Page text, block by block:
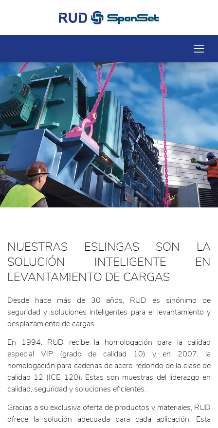
NUESTRAS ESLINGAS SON LA
SOLUCIÓN INTELIGENTE EN
LEVANTAMIENTO DE CARGAS
Desde hace más de 30 años, RUD es sinónimo de
seguridad y soluciones inteligentes para el levantamiento y
desplazamiento de cargas.
En 1994, RUD recibe la homologación para la calidad
especial VIP (grado de calidad 10) y en 2007, la
homologación para cadenas de acero redondo de la clase de
calidad 12 (ICE 120). Estas son muestras del liderazgo en
calidad, seguridad y soluciones eficientes.
Gracias a su exclusiva oferta de productos y materiales, RUD
ofrece la solución adecuada para cada aplicación. Esta